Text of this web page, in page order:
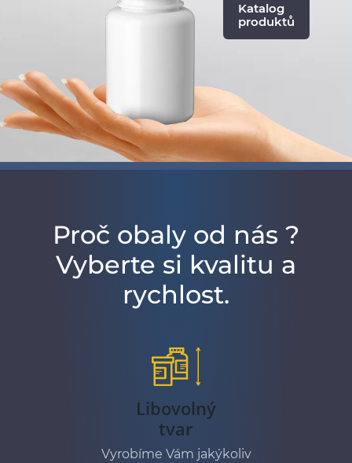
Katalog
produktů
Proč obaly od nás ?
Vyberte si kvalitu a
rychlost.
Libovolný
tvar
Vyrobíme Vám jakýkoliv